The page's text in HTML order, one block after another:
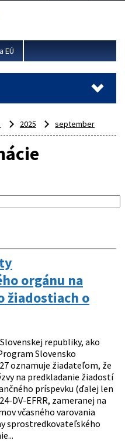
a moderné
EÚ
2025 september
orgánu na
žiadostiach o
republiky, ako
Slovensko
oznamuje žiadateľom, že
na predkladanie žiadostí
príspevku (ďalej len
DV-EFRR, zameranej na
včasného varovania
sprostredkovateľského